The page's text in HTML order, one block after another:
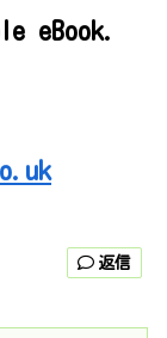
eBook.
返信